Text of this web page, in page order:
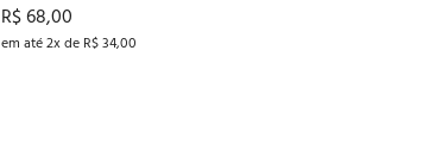
R$ 68,00
em até 2x de R$ 34,00